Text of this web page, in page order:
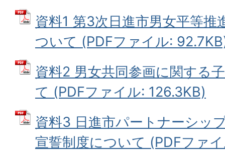
資料1 第3次日進市男女平等推
ついて (PDFファイル:
資料2 男女共同参画に関する
て (PDFファイル: 126.3KB)
資料3 日進市パートナーシッ
宣誓制度について (PDFファ